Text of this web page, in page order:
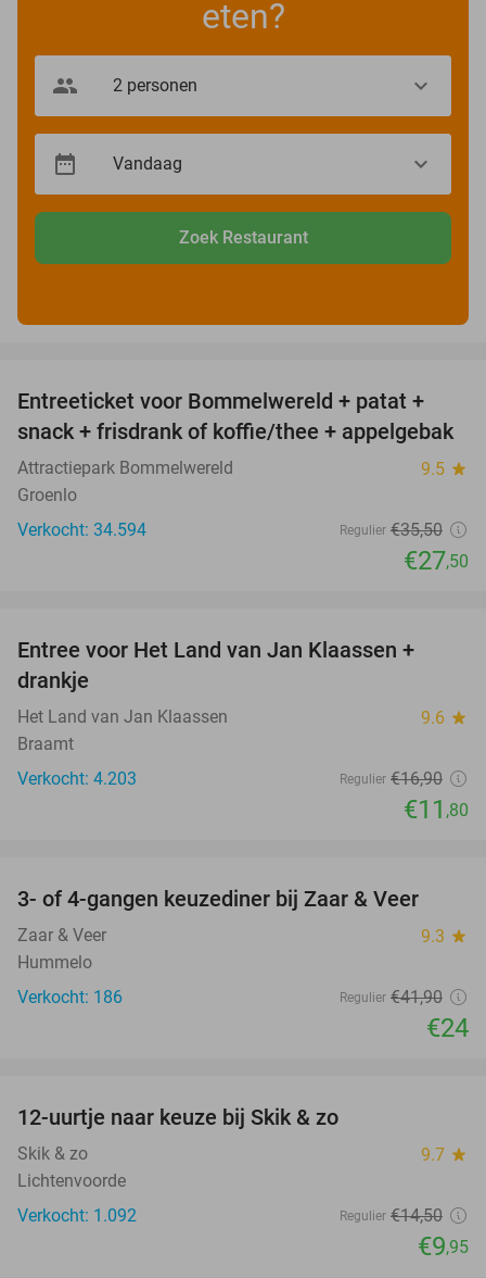
eten?
Zoek Restaurant
23%
Entreeticket voor Bommelwereld + patat +
snack + frisdrank of koffie/thee + appelgebak
Attractiepark Bommelwereld 9.5 star
Groenlo
Verkocht: 34.594
Regulier €35,50
€27,50
Entree voor Het Land van Jan Klaassen +
drankje
Het Land van Jan Klaassen 9.6 star
Braamt
Verkocht: 4.203
Regulier €16,90
€11 ,80
3- of 4-gangen keuzediner bij Zaar & Veer
Zaar & Veer 9.3 star
Hummelo
Verkocht: 186
Regulier €41,90
€24
12-uurtje naar keuze bij Skik & zo
Skik & zo 9.7 star
Lichtenvoorde
Verkocht: 1.092
Regulier €14,50
€9,95